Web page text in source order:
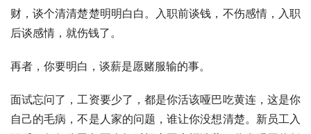
财，谈个清清楚楚明明白白。入职前谈钱，不伤感情，入职
后谈感情，就伤钱了。
再者，你要明白，谈薪是愿赌服输的事。
面试忘问了，工资要少了，都是你活该哑巴吃黄连，这是你
自己的毛病，不是人家的问题，谁让你没想清楚。新员工入